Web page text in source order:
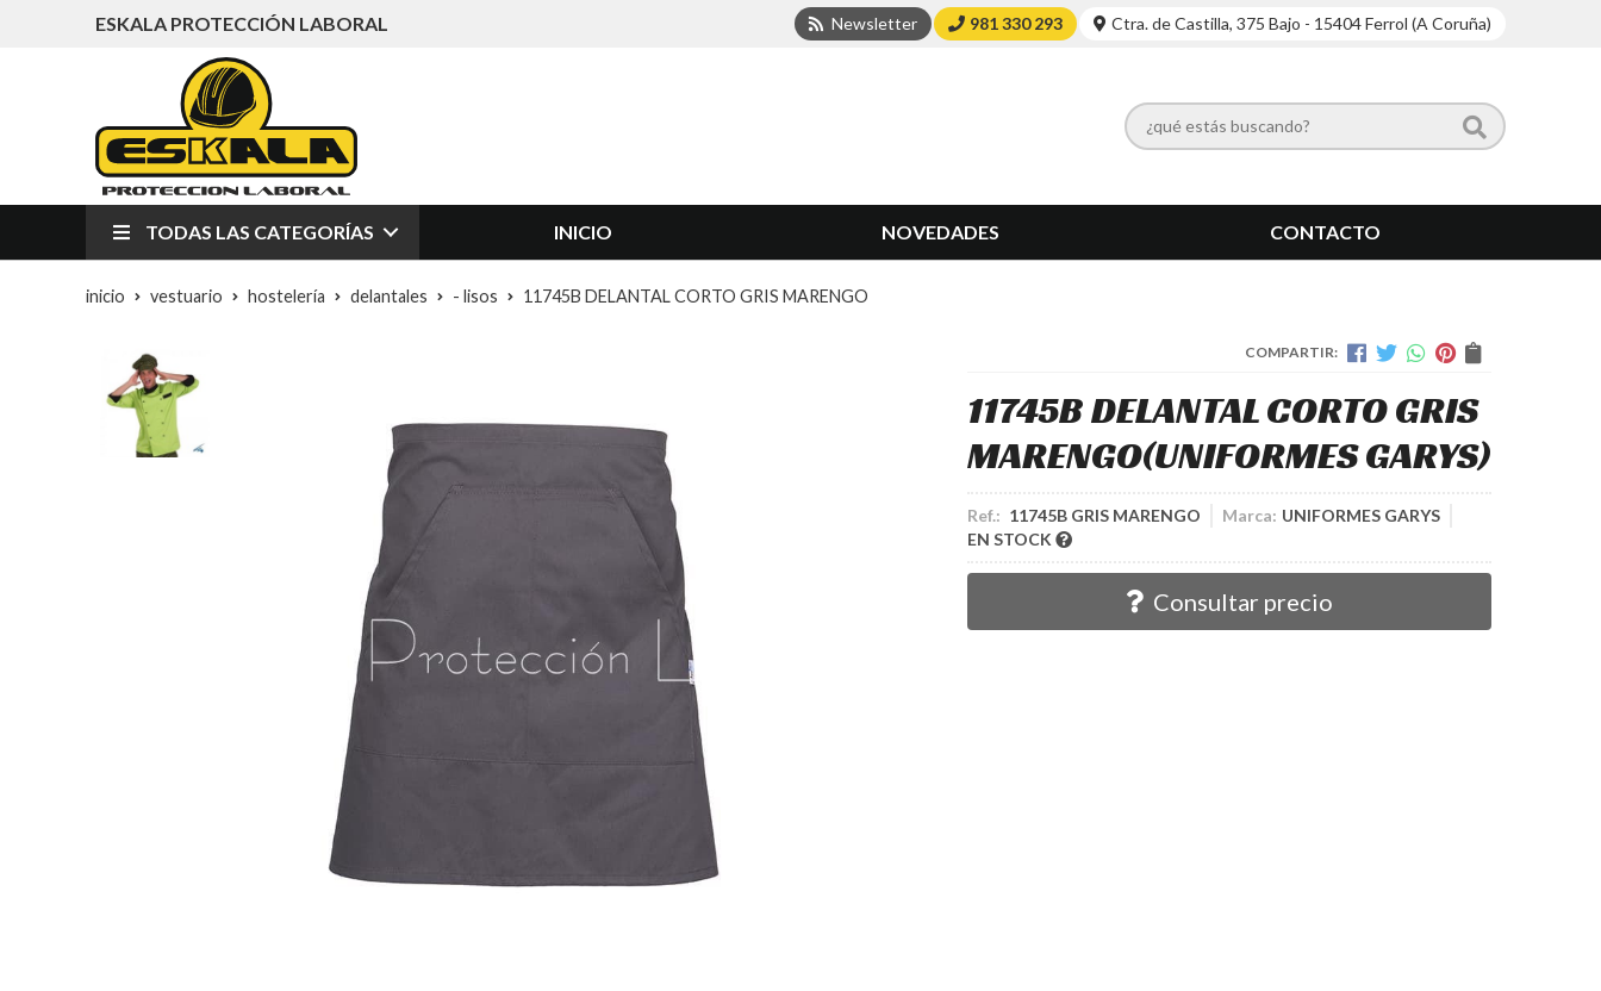
ESKALA PROTECCIÓN LABORAL Newsletter 981 330 293 Ctra. de Castilla, 375 Bajo - 15404 Ferrol (A Coruña)
TODAS LAS CATEGORÍAS INICIO NOVEDADES CONTACTO
inicio vestuario hostelería delantales - lisos 11745B DELANTAL CORTO GRIS MARENGO
COMPARTIR:
11745B DELANTAL CORTO GRIS
MARENGO(UNIFORMES GARYS)
Ref.: 11745B GRIS MARENGO Marca: UNIFORMES GARYS
EN STOCK
Consultar precio